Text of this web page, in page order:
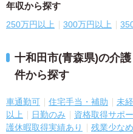
年収から探す
250万円以上 300万円以上
十和田市(青森県)の介
件から探す
車通勤可 住宅手当・補助 未
以上
日勤のみ 資格取得サポ
護休暇取得実績あり
残業少なめ